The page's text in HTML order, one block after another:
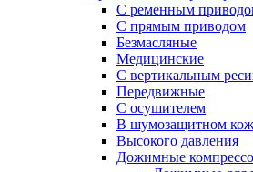
С ременным
С прямым приводом
Безмасляные
Медицинские
С вертикальным
Передвижные
С осушителем
В шумозащитном
Высокого давления
Дожимные